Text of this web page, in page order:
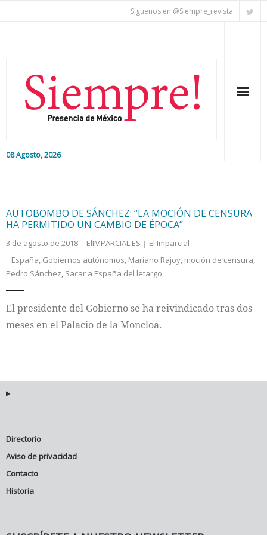
Síguenos en @Siempre_revista
08 Agosto, 2026
Colaboradores
Cultura
AUTOBOMBO DE SÁNCHEZ: “LA MOCIÓN DE CENSURA
HA PERMITIDO UN CAMBIO DE ÉPOCA”
3 de agosto de 2018 ElIMPARCIAL.ES
El Imparcial
España, Gobiernos autónomos, Mariano Rajoy, moción de censura,
Pedro Sánchez, Sacar a España del letargo
El presidente del Gobierno se ha reivindicado tras dos
meses en el Palacio de la Moncloa.
Directorio
Aviso de privacidad
Contacto
Historia